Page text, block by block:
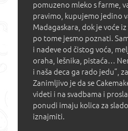
pomuzeno mleko s farme,
pravimo, kupujemo jedino
Madagaskara, dok je voće
po tome jesmo poznati.
i nadeve od čistog voća,
oraha, lešnika, pistaća…
i naša deca ga rado jedu”,
Zanimljivo je da se
videti i na svadbama i
ponudi imaju kolica za
iznajmiti.